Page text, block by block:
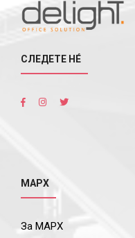
СЛЕДЕТЕ НÉ
МАРХ
За МАРХ